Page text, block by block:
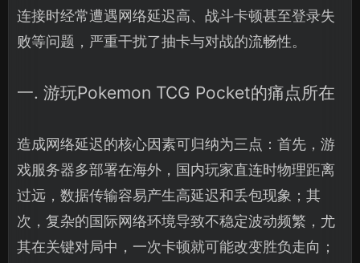
连接时经常遭遇网络延迟高、战斗卡顿甚至登录失
败等问题，严重干扰了抽卡与对战的流畅性。
一. 游玩Pokemon TCG Pocket的痛点所在
造成网络延迟的核心因素可归纳为三点：首先，游
戏服务器多部署在海外，国内玩家直连时物理距离
过远，数据传输容易产生高延迟和丢包现象；其
次，复杂的国际网络环境导致不稳定波动频繁，尤
其在关键对局中，一次卡顿就可能改变胜负走向；